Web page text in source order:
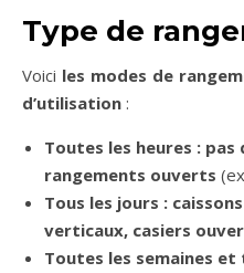
Type de
Voici les modes de
d’utilisation :
Toutes les heures :
rangements ouverts
Tous les jours :
verticaux, casiers
Toutes les semaines et